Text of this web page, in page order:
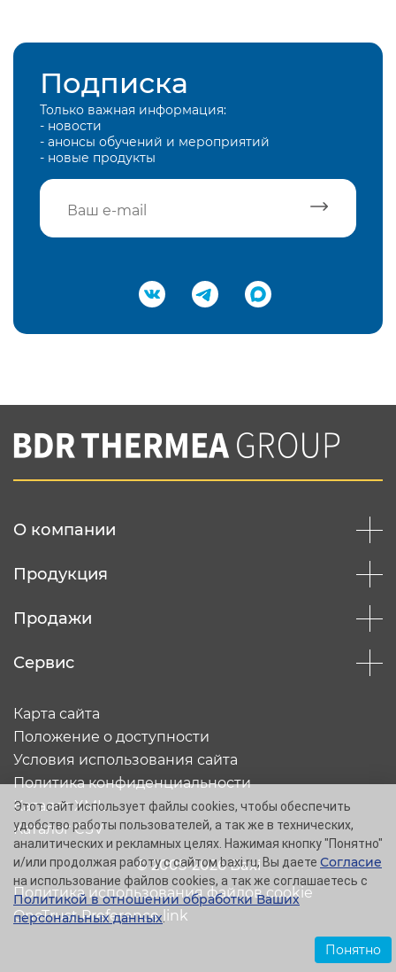
Подписка
Только важная информация:
- новости
- анонсы обучений и мероприятий
- новые продукты
Подтвердить e-mail
Вы соглашаетесь с нашей политикой
конфеденциальности
О компании
Продукция
Продажи
Сервис
© 2005-2026 Baxi
Карта сайта
Положение о доступности
Условия использования сайта
Политика конфиденциальности
Каталог XML
Каталог CSV
Политика использования файлов cookie
OneTrust Preference link
Этот сайт использует файлы cookies, чтобы обеспечить
удобство работы пользователей, а так же в технических,
аналитических и рекламных целях. Нажимая кнопку "Понятно"
и/или продолжая работу с сайтом baxi.ru, Вы даете Согласие
на использование файлов cookies, а так же соглашаетесь с
Политикой в отношении обработки Ваших
персональных данных.
Понятно